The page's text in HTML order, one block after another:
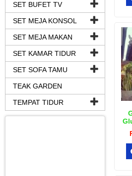
SET BUFET TV
SET MEJA KONSOL
SET MEJA MAKAN
SET KAMAR TIDUR
SET SOFA TAMU
TEAK GARDEN
TEMPAT TIDUR